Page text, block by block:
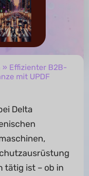
» Effizienter B2B-
mit UPDF
Delta
tätig ist – ob in